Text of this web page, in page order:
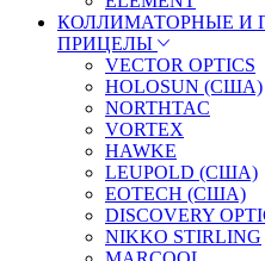
КОЛЛИМАТОРНЫЕ И
ПРИЦЕЛЫ
VECTOR OPTICS
HOLOSUN (США)
NORTHTAC
VORTEX
HAWKE
LEUPOLD (США)
EOTECH (США)
DISCOVERY
NIKKO STIRLING